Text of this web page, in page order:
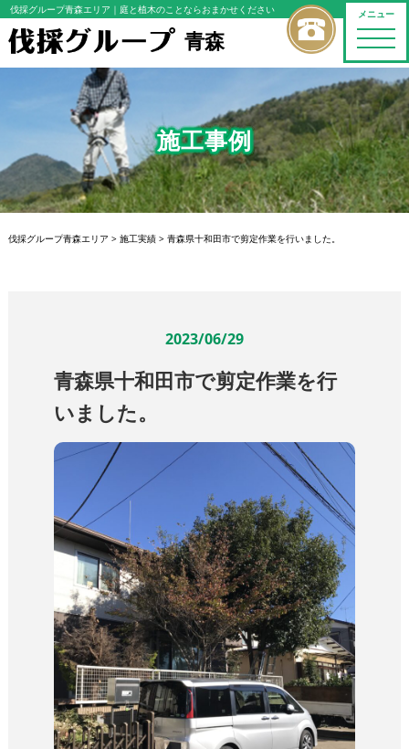
メニュー
toggle
伐採グループ青森エリア ｜庭と植木のことならおまかせください
青森
施工事例
伐採グループ青森エリア > 施工実績> 青森県十和田市で剪定作業を行いました。
2023/06/29
青森県十和田市で剪定作業を行
いました。